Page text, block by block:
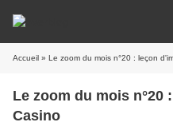
Accueil » Le zoom du mois n°20 : leçon
Le zoom du mois
Casino